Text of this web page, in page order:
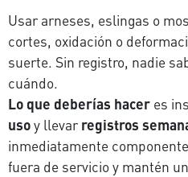
Usar arneses, eslingas o
cortes, oxidación o
suerte. Sin registro, nadie
cuándo.
Lo que deberías hacer es
usoy llevar registros
inmediatamente
fuera de servicio y mantén